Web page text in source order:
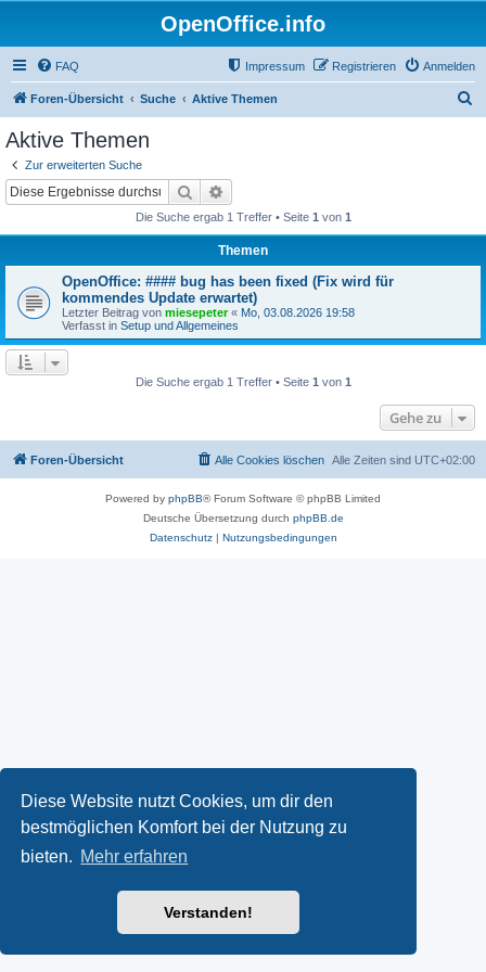
Diese Website nutzt Cookies, um dir den
bestmöglichen Komfort bei der Nutzung zu
bieten. Mehr erfahren
Verstanden!
OpenOffice.info
FAQ Anmelden
Registrieren
Impressum
Foren-Übersicht Suche Aktive Themen
Aktive Themen
Zur erweiterten Suche
Suche
Die Suche ergab 1 Treffer • Seite 1 von 1
Themen
OpenOffice: #### bug has been fixed (Fix wird für
kommendes Update erwartet)
Letzter Beitrag von miesepeter« Mo, 03.08.2026 19:58
Verfasst in Setup und Allgemeines
Die Suche ergab 1 Treffer • Seite 1 von 1
Gehe zu
Foren-Übersicht Alle Zeiten sind UTC+02:00
Alle Cookies löschen
Powered by phpBB® Forum Software © phpBB Limited
Deutsche Übersetzung durch phpBB.de
Datenschutz| Nutzungsbedingungen